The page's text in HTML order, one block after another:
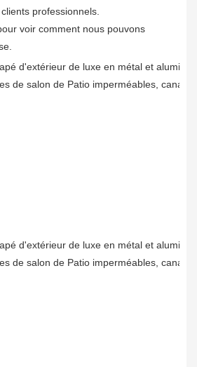
professionnels.
voir comment nous pouvons